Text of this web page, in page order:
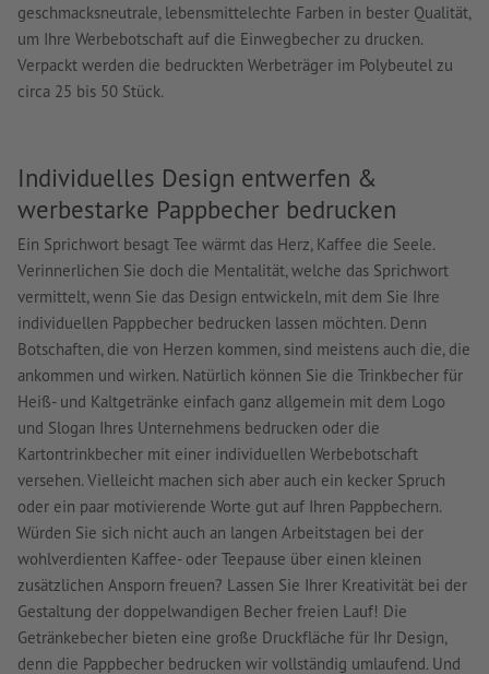
geschmacksneutrale, lebensmittelechte Farben in bester Qualität,
um Ihre Werbebotschaft auf die Einwegbecher zu drucken.
Verpackt werden die bedruckten Werbeträger im Polybeutel zu
circa 25 bis 50 Stück.
Individuelles Design entwerfen &
werbestarke Pappbecher bedrucken
Ein Sprichwort besagt Tee wärmt das Herz, Kaffee die Seele.
Verinnerlichen Sie doch die Mentalität, welche das Sprichwort
vermittelt, wenn Sie das Design entwickeln, mit dem Sie Ihre
individuellen Pappbecher bedrucken lassen möchten. Denn
Botschaften, die von Herzen kommen, sind meistens auch die, die
ankommen und wirken. Natürlich können Sie die Trinkbecher für
Heiß- und Kaltgetränke einfach ganz allgemein mit dem Logo
und Slogan Ihres Unternehmens bedrucken oder die
Kartontrinkbecher mit einer individuellen Werbebotschaft
versehen. Vielleicht machen sich aber auch ein kecker Spruch
oder ein paar motivierende Worte gut auf Ihren Pappbechern.
Würden Sie sich nicht auch an langen Arbeitstagen bei der
wohlverdienten Kaffee- oder Teepause über einen kleinen
zusätzlichen Ansporn freuen? Lassen Sie Ihrer Kreativität bei der
Gestaltung der doppelwandigen Becher freien Lauf! Die
Getränkebecher bieten eine große Druckfläche für Ihr Design,
denn die Pappbecher bedrucken wir vollständig umlaufend. Und